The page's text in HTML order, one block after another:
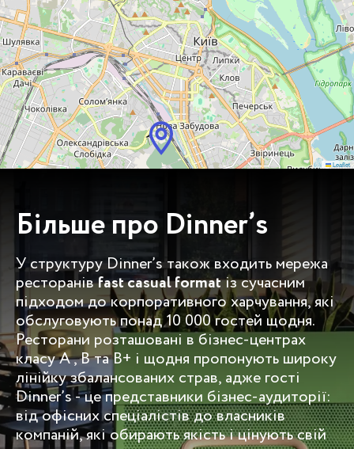
Leaflet
Більше про Dinner’s
У структуру Dinner’s також входить мережа
ресторанівfast casual formatіз сучасним
підходом до корпоративного харчування, які
обслуговують понад 10 000 гостей щодня.
Ресторани розташовані в бізнес-центрах
класу A , B та B+ і щодня пропонують широку
лінійку збалансованих страв, адже гості
Dinner’s - це представники бізнес-аудиторії:
від офісних спеціалістів до власників
компаній, які обирають якість і цінують свій